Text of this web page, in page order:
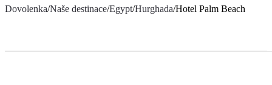
Dovolenka/Naše destinace/Egypt/Hurghada/Hotel Palm Beach